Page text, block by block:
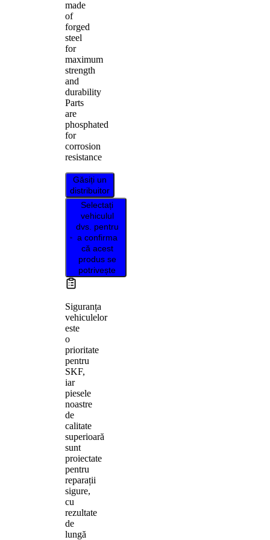
made
of
forged
steel
for
maximum
strength
and
durability
Parts
are
phosphated
for
corrosion
resistance
Găsiți un
distribuitor
Selectați
vehiculul
dvs. pentru
a confirma
că acest
produs se
potrivește
Siguranța
vehiculelor
este
o
prioritate
pentru
SKF,
iar
piesele
noastre
de
calitate
superioară
sunt
proiectate
pentru
reparații
sigure,
cu
rezultate
de
lungă